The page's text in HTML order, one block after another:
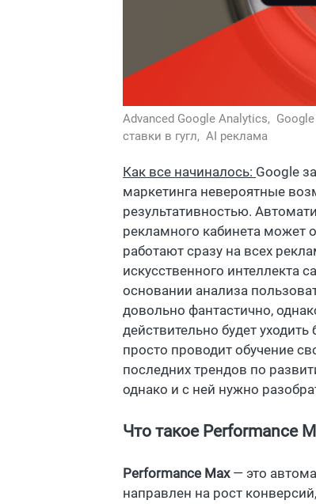
Advanced Google Analytics,
ставки в гугл, AI реклама
Как все начиналось: Google
маркетинга невероятные
результативностью.
рекламного кабинета может
работают сразу на всех
искусственного интеллекта
основании анализа
довольно фантастично,
действительно будет
просто проводит обучение
последних трендов по
однако и с ней нужно
Что такое Performance
Performance Max— это
направлен на рост